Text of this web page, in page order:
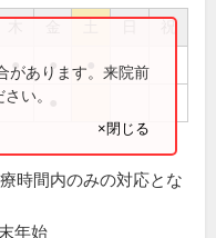
祝
● ●
があります。来院前
い。
×閉じる
時間内のみの対応とな
年始